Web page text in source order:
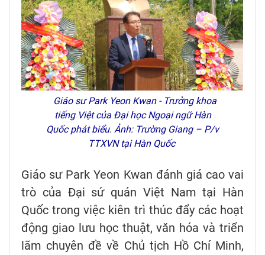
Giáo sư Park Yeon Kwan - Trưởng khoa
tiếng Việt của Đại học Ngoại ngữ Hàn
Quốc phát biểu. Ảnh: Trường Giang – P/v
TTXVN tại Hàn Quốc
Giáo sư Park Yeon Kwan đánh giá cao vai
trò của Đại sứ quán Việt Nam tại Hàn
Quốc trong việc kiên trì thúc đẩy các hoạt
động giao lưu học thuật, văn hóa và triển
lãm chuyên đề về Chủ tịch Hồ Chí Minh,